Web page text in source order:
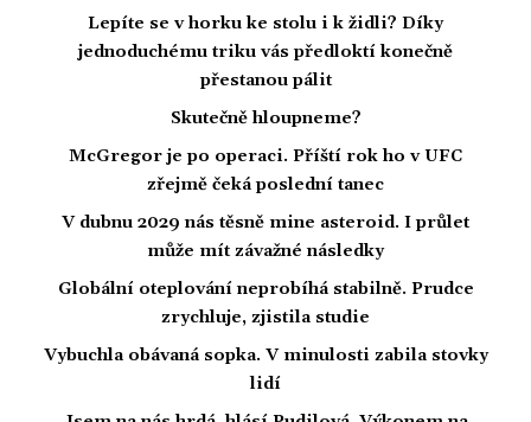
Lepíte se v horku ke stolu i k židli? Díky
jednoduchému triku vás předloktí konečně
přestanou pálit
Skutečně hloupneme?
McGregor je po operaci. Příští rok ho v UFC
zřejmě čeká poslední tanec
V dubnu 2029 nás těsně mine asteroid. I průlet
může mít závažné následky
Globální oteplování neprobíhá stabilně. Prudce
zrychluje, zjistila studie
Vybuchla obávaná sopka. V minulosti zabila stovky
lidí